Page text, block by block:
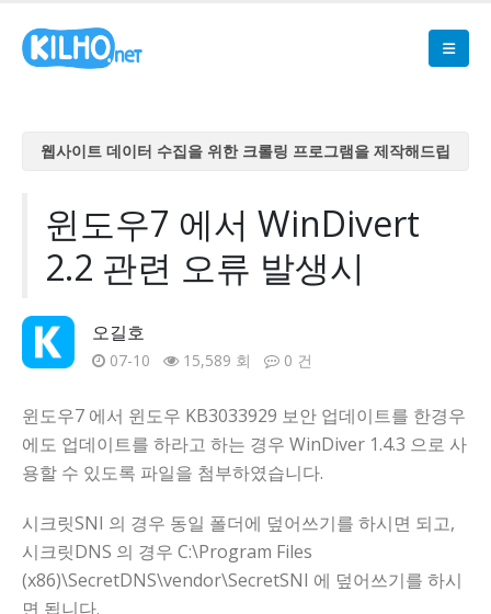
웹사이트 데이터 수집을 위한 크롤링 프로그램을 제작해드립
웹사이트 데이터 수집을 위한 크롤링 프로그램을 제작해드립
니다
웹사이트 데이터 수집을 위한 크롤링 프로그램을 제작해드립
니다
웹사이트 데이터 수집을 위한 크롤링 프로그램을 제작해드립
니다
니다
윈도우7 에서 WinDivert
2.2 관련 오류 발생시
오길호
07-10 15,589 회 0 건
윈도우7 에서 윈도우 KB3033929 보안 업데이트를 한경우
에도 업데이트를 하라고 하는 경우 WinDiver 1.4.3 으로 사
용할 수 있도록 파일을 첨부하였습니다.
시크릿SNI 의 경우 동일 폴더에 덮어쓰기를 하시면 되고,
시크릿DNS 의 경우 C:\Program Files
(x86)\SecretDNS\vendor\SecretSNI 에 덮어쓰기를 하시
면 됩니다.